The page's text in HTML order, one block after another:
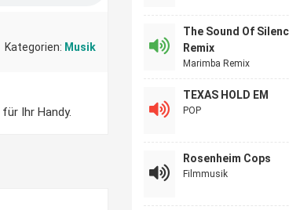
Kategorien: Musik
Ihr Handy.
The Sound Of
Remix
Marimba Remix
TEXAS HOLD EM
POP
Rosenheim Cops
Filmmusik